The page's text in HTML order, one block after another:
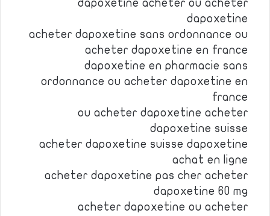
dapoxetine acheter ou acheter
dapoxetine
acheter dapoxetine sans ordonnance ou
acheter dapoxetine en france
dapoxetine en pharmacie sans
ordonnance ou acheter dapoxetine en
france
ou acheter dapoxetine acheter
dapoxetine suisse
acheter dapoxetine suisse dapoxetine
achat en ligne
acheter dapoxetine pas cher acheter
dapoxetine 60 mg
acheter dapoxetine ou acheter